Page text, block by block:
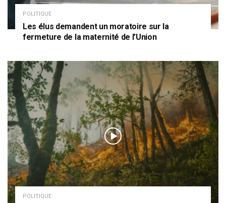
POLITIQUE
Les élus demandent un moratoire sur la
fermeture de la maternité de l’Union
POLITIQUE